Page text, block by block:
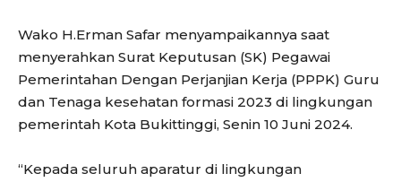
Wako H.Erman Safar menyampaikannya saat
menyerahkan Surat Keputusan (SK) Pegawai
Pemerintahan Dengan Perjanjian Kerja (PPPK) Guru
dan Tenaga kesehatan formasi 2023 di lingkungan
pemerintah Kota Bukittinggi, Senin 10 Juni 2024.
“Kepada seluruh aparatur di lingkungan